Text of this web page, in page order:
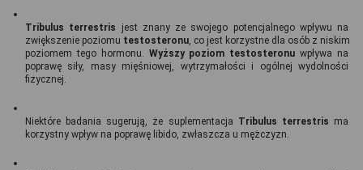
Tribulus terrestris jest znany ze swojego potencjalnego wpływu na
zwiększenie poziomu testosteronu, co jest korzystne dla osób z niskim
poziomem tego hormonu. Wyższy poziom testosteronu wpływa na
poprawę siły, masy mięśniowej, wytrzymałości i ogólnej wydolności
fizycznej.
Niektóre badania sugerują, że suplementacja Tribulus terrestris ma
korzystny wpływ na poprawę libido, zwłaszcza u mężczyzn.